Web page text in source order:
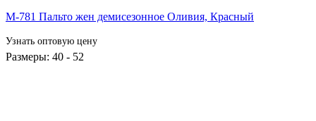
М-781 Пальто жен демисезонное Оливия, Красный
Узнать оптовую цену
Размеры: 40 - 52